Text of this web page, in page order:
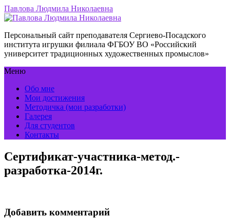
Павлова Людмила Николаевна
Персональный сайт преподавателя Сергиево-Посадского
института игрушки филиала ФГБОУ ВО «Российский
университет традиционных художественных промыслов»
Меню
Обо мне
Мои достижения
Методичка (мои разработки)
Галерея
Для студентов
Контакты
Сертификат-участника-метод.-
разработка-2014г.
Добавить комментарий